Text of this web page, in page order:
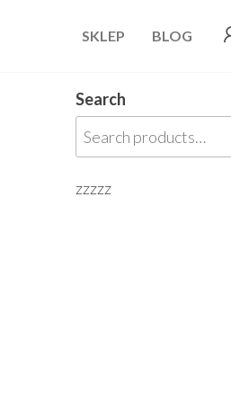
SKLEP BLOG
Search
zzzzz